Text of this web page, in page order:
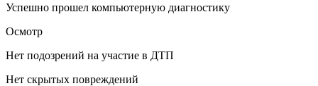
Успешно прошел компьютерную диагностику
Осмотр
Нет подозрений на участие в ДТП
Нет скрытых повреждений